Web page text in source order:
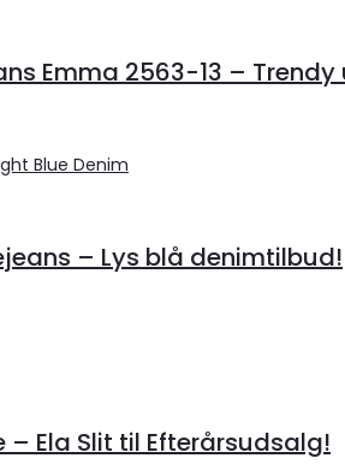
Emma 2563-13 –
– Lys blå denimtilbud!
Ela Slit til Efterårsudsalg!